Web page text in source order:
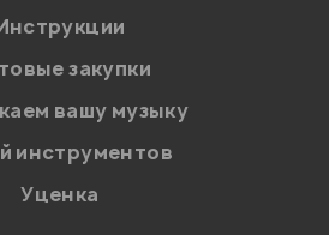
обработку персональных данных в
в отношении обработки
число:
закупки
вашу музыку
инструментов
Уценка